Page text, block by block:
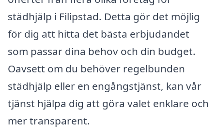
städhjälp i Filipstad. Detta gör det möjlig
för dig att hitta det bästa erbjudandet
som passar dina behov och din budget.
Oavsett om du behöver regelbunden
städhjälp eller en engångstjänst, kan vår
tjänst hjälpa dig att göra valet enklare och
mer transparent.